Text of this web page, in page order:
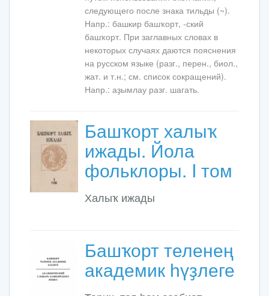
следующего после знака тильды (~).
Напр.: башкир башҡорт, -ский
башҡорт. При заглавных словах в
некоторых случаях даются пояснения
на русском языке (разг., перен., биол.,
жат. и т.н.; см. список сокращений).
Напр.: аҙымлау разг. шагать.
Башҡорт халыҡ
ижады. Йола
фольклоры. I том
Халыҡ ижады
Башҡорт теленең
академик һүҙлеге